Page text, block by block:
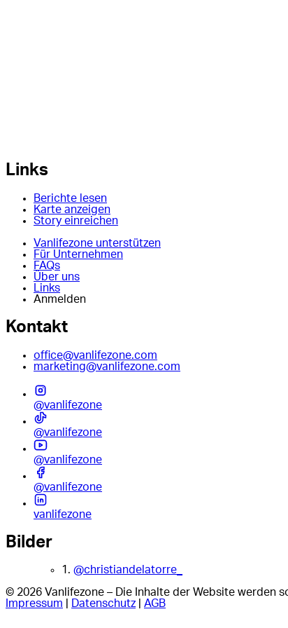
Links
Berichte lesen
Karte anzeigen
Story einreichen
Vanlifezone unterstützen
Für Unternehmen
FAQs
Über uns
Links
Anmelden
Kontakt
office@vanlifezone.com
marketing@vanlifezone.com
@vanlifezone
@vanlifezone
@vanlifezone
@vanlifezone
vanlifezone
Bilder
1. @christiandelatorre_
© 2026 Vanlifezone – Die Inhalte der Website
Impressum
Datenschutz| AGB